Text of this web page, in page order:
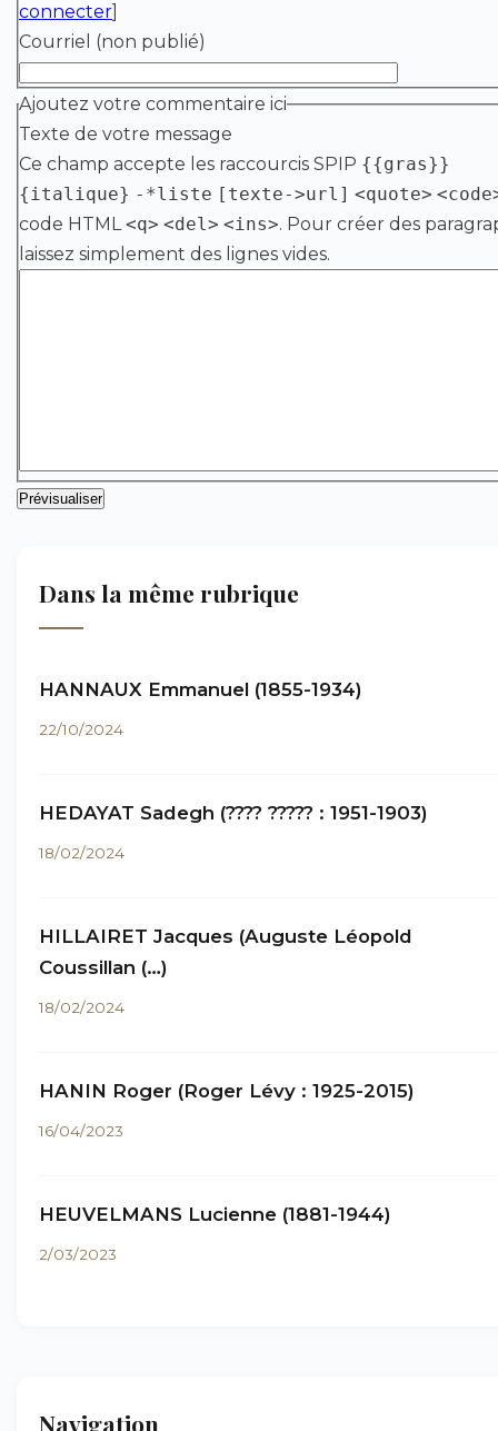
connecter]
Courriel (non publié)
Ajoutez votre commentaire ici
Texte de votre message
Ce champ accepte les raccourcis SPIP {{gras}}
{italique} -*liste [texte->url] <quote>
code HTML<q> <del> <ins>. Pour créer des
laissez simplement des lignes vides.
Dans la même rubrique
HANNAUX Emmanuel (1855-1934)
22/10/2024
HEDAYAT Sadegh (???? ????? : 1951-1903)
18/02/2024
HILLAIRET Jacques (Auguste Léopold
Coussillan (…)
18/02/2024
HANIN Roger (Roger Lévy : 1925-2015)
16/04/2023
HEUVELMANS Lucienne (1881-1944)
2/03/2023
Navigation